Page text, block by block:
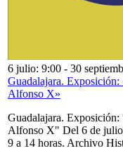
6 julio: 9:00 - 30
Guadalajara.
Alfonso X»
Guadalajara.
Alfonso X" Del 6 de julio
9 a 14 horas. Archivo